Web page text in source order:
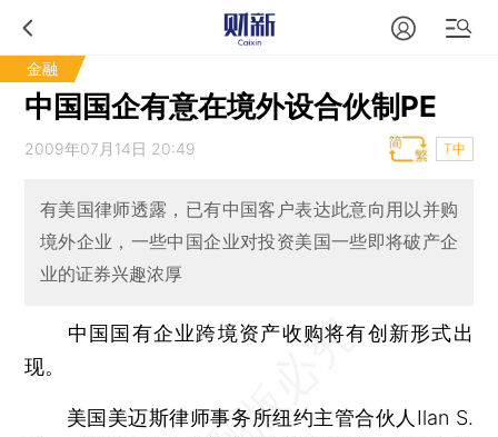
金融
中国国企有意在境外设合伙制PE
2009年07月14日 20:49 T中
有美国律师透露，已有中国客户表达此意向用以并购
境外企业，一些中国企业对投资美国一些即将破产企
业的证券兴趣浓厚
中国国有企业跨境资产收购将有创新形式出
现。
美国美迈斯律师事务所纽约主管合伙人Ilan S.